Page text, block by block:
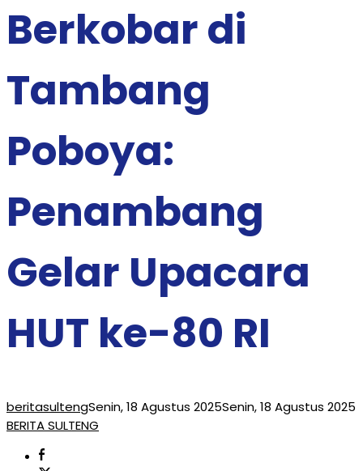
Berkobar di
Tambang
Poboya:
Penambang
Gelar Upacara
HUT ke-80 RI
beritasultengSenin, 18 Agustus 2025Senin, 18 Agustus 2025
BERITA SULTENG